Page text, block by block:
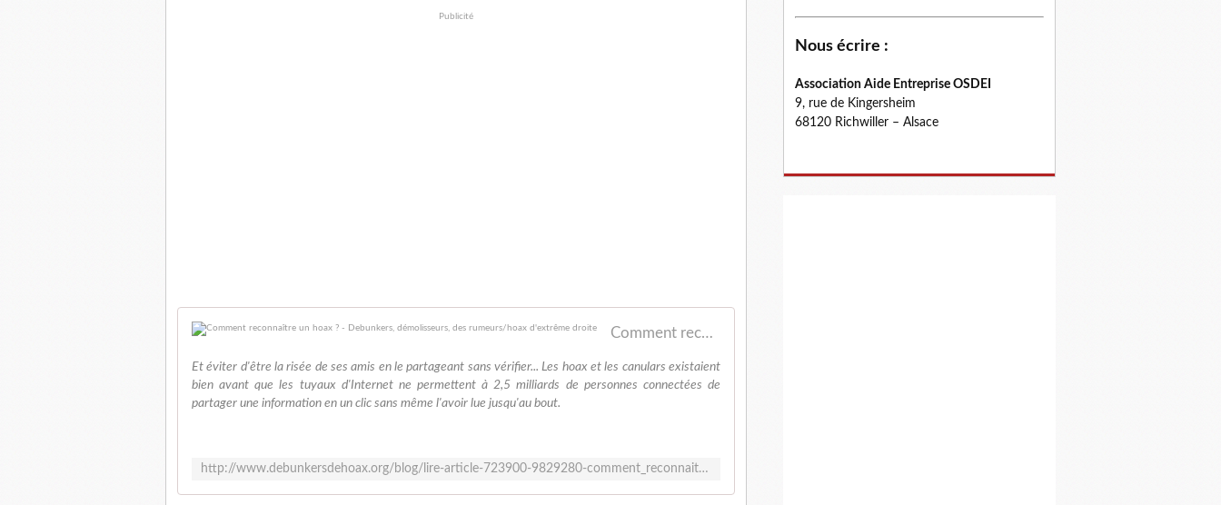
Publicité
Comment reconnaître un hoax ? - Debunkers, démolisseurs, des rumeurs/hoax d'extrême droite
Et éviter d'être la risée de ses amis en le partageant sans vérifier... Les hoax et les canulars existaient
bien avant que les tuyaux d'Internet ne permettent à 2,5 milliards de personnes connectées de
partager une information en un clic sans même l'avoir lue jusqu'au bout.
http://www.debunkersdehoax.org/blog/lire-article-723900-9829280-comment_reconnaitre_un_hoax__.html
Nous écrire :
Association Aide Entreprise OSDEI
9, rue de Kingersheim
68120 Richwiller – Alsace